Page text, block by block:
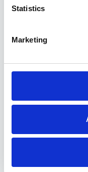
Statistics
Marketing
disabilitazione dei
la disabilitazione
Mozilla
Chrome–
di terze parti,
funzionalità ai
stesso, come i